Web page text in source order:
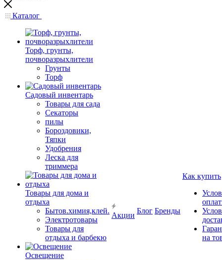
Каталог
Торф, грунты,
почворазрыхлители
Грунты
Торф
Садовый инвентарь
Товары для сада
Секаторы
пилы
Бороздовики,
Тяпки
Удобрения
Леска для
триммера
Товары для дома и
отдыха
Бытов.химия,клей.
Электротовары
Товары для
отдыха и барбекю
Освещение
Акции
Блог Бренды
Как купить
на